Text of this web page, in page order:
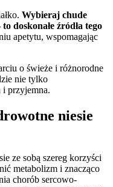
Wybieraj chude
to doskonałe źródła tego
apetytu, wspomagając
o świeże i różnorodne
nie tylko
i przyjemna.
niesie
ze sobą szereg korzyści
metabolizm i znacząco
chorób sercowo-